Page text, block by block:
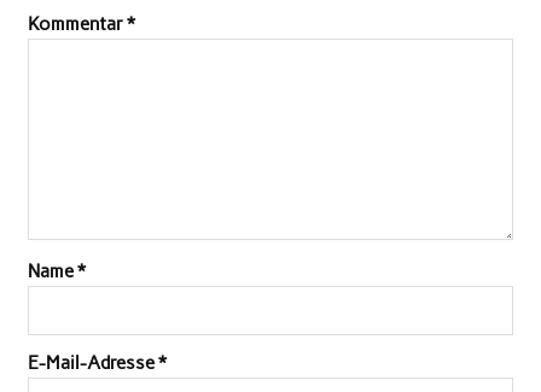
Kommentar*
Name*
E-Mail-Adresse*